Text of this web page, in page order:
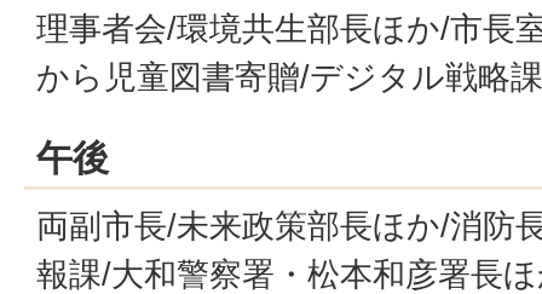
理事者会/環境共生部長ほか/市長
から児童図書寄贈/デジタル戦略
午後
両副市長/未来政策部長ほか/消防
報課/大和警察署・松本和彦署長